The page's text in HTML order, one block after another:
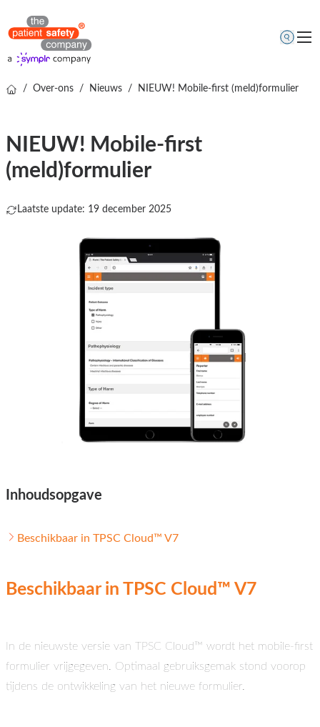
Kenniscentrum
Over ons
Gratis online demo
/ Over-ons / Nieuws / NIEUW! Mobile-first (meld)formulier
NIEUW! Mobile-first
(meld)formulier
Laatste update: 19 december 2025
Inhoudsopgave
Beschikbaar in TPSC Cloud™ V7
Beschikbaar in TPSC Cloud™ V7
In de nieuwste versie van TPSC Cloud™ wordt het mobile-first
formulier vrijgegeven. Optimaal gebruiksgemak stond voorop
tijdens de ontwikkeling van het nieuwe formulier.